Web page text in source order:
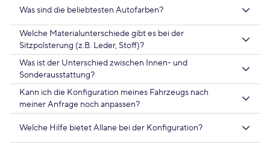
Was sind die beliebtesten Autofarben?
Welche Materialunterschiede gibt es bei der
Sitzpolsterung (z.B. Leder, Stoff)?
Was ist der Unterschied zwischen Innen- und
Sonderausstattung?
Kann ich die Konfiguration meines Fahrzeugs nach
meiner Anfrage noch anpassen?
Welche Hilfe bietet Allane bei der Konfiguration?